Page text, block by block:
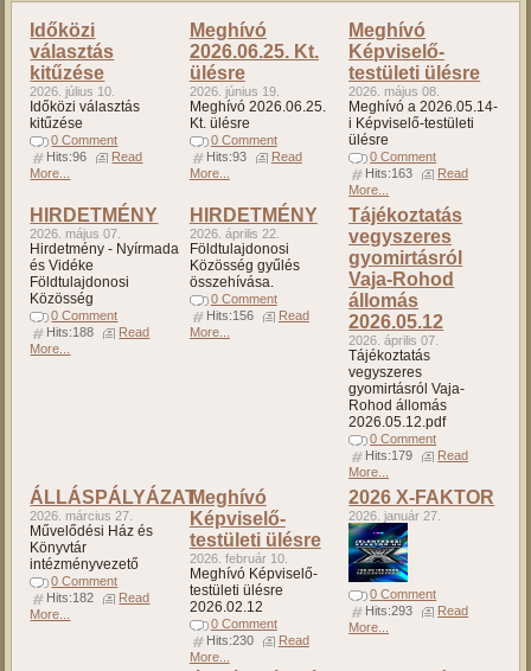
Időközi
választás
kitűzése
2026. július 10.
Időközi választás
kitűzése
0 Comment
Hits:96
Read
More...
Meghívó
2026.06.25. Kt.
ülésre
2026. június 19.
Meghívó 2026.06.25.
Kt. ülésre
0 Comment
Hits:93
Read
More...
Meghívó
Képviselő-
testületi ülésre
2026. május 08.
Meghívó a 2026.05.14-
i Képviselő-testületi
ülésre
0 Comment
Hits:163
Read
More...
HIRDETMÉNY
2026. május 07.
Hirdetmény - Nyírmada
és Vidéke
Földtulajdonosi
Közösség
0 Comment
Hits:188
Read
More...
HIRDETMÉNY
2026. április 22.
Földtulajdonosi
Közösség gyűlés
összehívása.
0 Comment
Hits:156
Read
More...
Tájékoztatás
vegyszeres
gyomirtásról
Vaja-Rohod
állomás
2026.05.12
2026. április 07.
Tájékoztatás
vegyszeres
gyomirtásról Vaja-
Rohod állomás
2026.05.12.pdf
0 Comment
Hits:179
Read
More...
ÁLLÁSPÁLYÁZAT
2026. március 27.
Művelődési Ház és
Könyvtár
intézményvezető
0 Comment
Hits:182
Read
More...
Meghívó
Képviselő-
testületi ülésre
2026. február 10.
Meghívó Képviselő-
testületi ülésre
2026.02.12
0 Comment
Hits:230
Read
More...
2026 X-FAKTOR
2026. január 27.
0 Comment
Hits:293
Read
More...